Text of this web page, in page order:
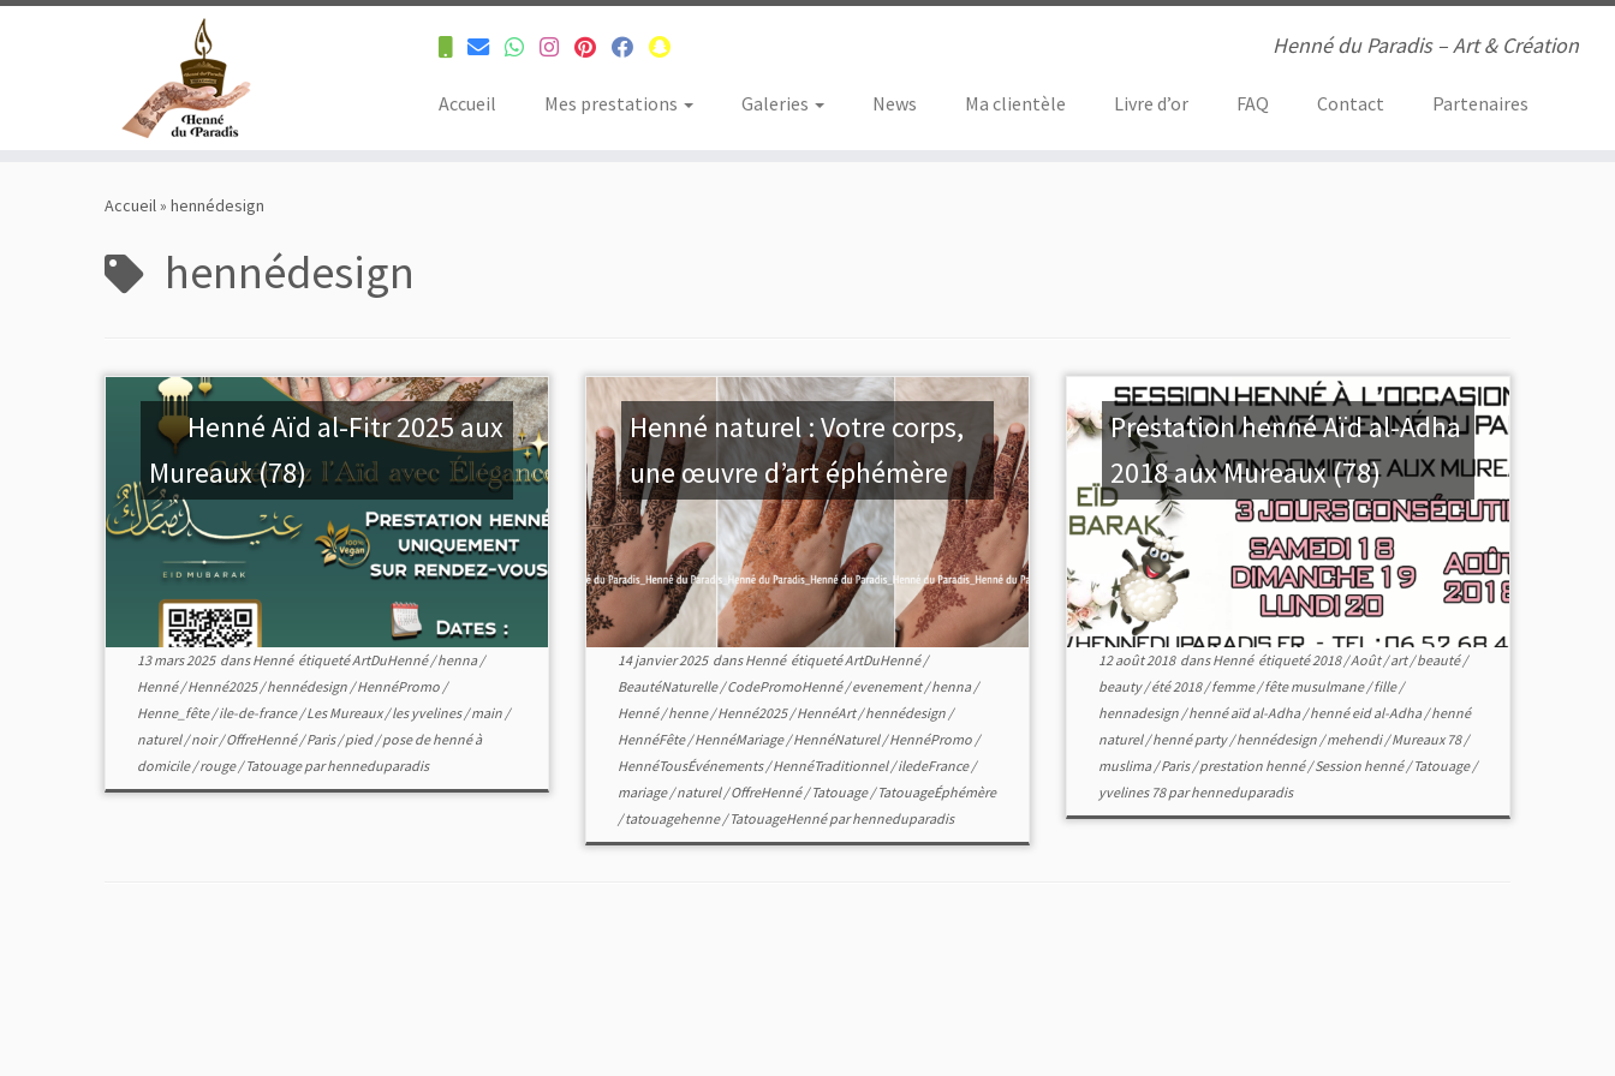
Henné du Paradis – Art & Création
Accueil Mes prestations Galeries News Ma clientèle Livre d’or FAQ Contact Partenaires
Accueil» hennédesign
hennédesign
Henné Aïd al-Fitr 2025 aux
Mureaux (78)
13 mars 2025dansHenné étiquetéArtDuHenné/henna/
Henné/Henné2025/hennédesign /HennéPromo /
Henne_fête/ile-de-france/Les Mureaux/les yvelines/main /
naturel/noir/OffreHenné/Paris/pied/pose de henné à
domicile/rouge/Tatouageparhenneduparadis
Henné naturel : Votre corps,
une œuvre d’art éphémère
14 janvier 2025dansHenné étiquetéArtDuHenné/
BeautéNaturelle/CodePromoHenné/evenement/henna/
Henné/henne/Henné2025/HennéArt/hennédesign /
HennéFête/HennéMariage/HennéNaturel/HennéPromo /
HennéTousÉvénements/HennéTraditionnel/iledeFrance/
mariage/naturel/OffreHenné/Tatouage/TatouageÉphémère
/tatouagehenne/TatouageHennéparhenneduparadis
Prestation henné Aïd al-Adha
2018 aux Mureaux (78)
12 août 2018dansHenné étiqueté2018/Août/art/beauté/
beauty/été 2018/femme/fête musulmane/fille/
hennadesign /henné aïd al-Adha/henné eid al-Adha/henné
naturel/henné party/hennédesign /mehendi/Mureaux 78/
muslima/Paris/prestation henné/Session henné/Tatouage/
yvelines 78parhenneduparadis